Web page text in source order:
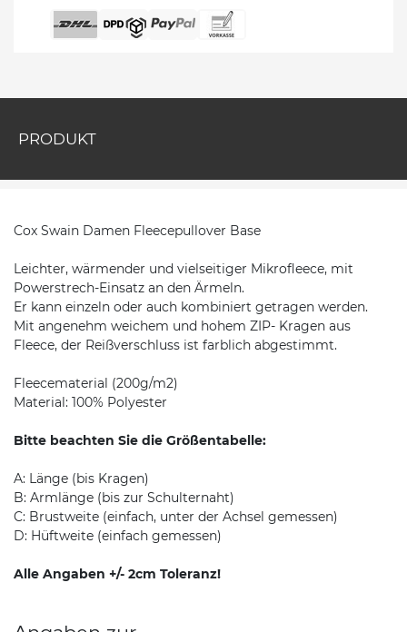
PRODUKT
Cox Swain Damen Fleecepullover Base
Leichter, wärmender und vielseitiger Mikrofleece, mit
Powerstrech-Einsatz an den Ärmeln.
Er kann einzeln oder auch kombiniert getragen werden.
Mit angenehm weichem und hohem ZIP- Kragen aus
Fleece, der Reißverschluss ist farblich abgestimmt.
Fleecematerial (200g/m2)
Material: 100% Polyester
Bitte beachten Sie die Größentabelle:
A: Länge (bis Kragen)
B: Armlänge (bis zur Schulternaht)
C: Brustweite (einfach, unter der Achsel gemessen)
D: Hüftweite (einfach gemessen)
Alle Angaben +/- 2cm Toleranz!